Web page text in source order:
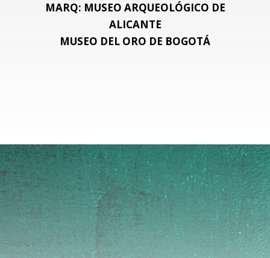
MARQ: MUSEO ARQUEOLÓGICO DE
ALICANTE
MUSEO DEL ORO DE BOGOTÁ